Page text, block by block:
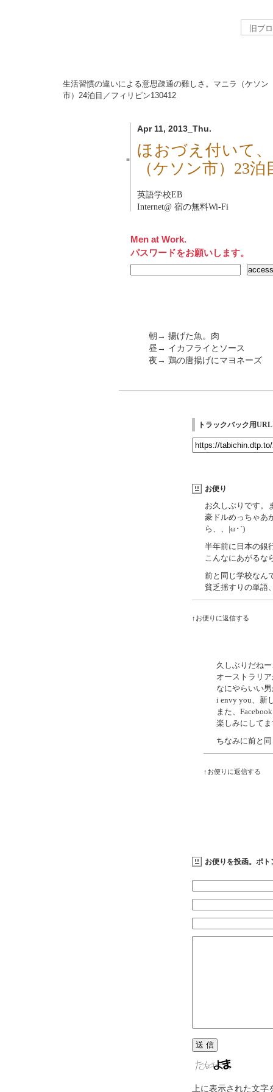
生活習慣の違いによる意思疎通の難しさ。マニラ（ケソン
市）24泊目／フィリピン130412
Apr 11, 2013_Thu.
■
ほおづえ付いて
（ケソン市）23
英語学校EB
Internet@ 宿の無料Wi-Fi
Men at Work.
パスワードをお願いします。
朝→ 揚げた魚。肉
昼→ イカフライとソース
夜→ 鶏の唐揚げにマヨネーズ
トラックバック用URL
お便り
お久しぶりです。
豪ドルめっちゃあ
ら、、|ω･`)
半年前に日本の銀
こんなにあがるな
前と同じ学校なん
貧乏揺すりの単語
↑お便りに返信する
久しぶりだね
オーストラリ
なにやらいい
i envy you、新
また、
楽しみにして
ちなみに前と
↑お便りに返信する
お便りを投函。ポト
上に表示された文